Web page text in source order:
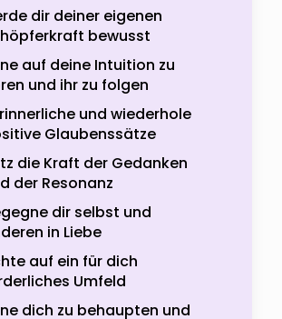
dir deiner eigenen
bewusst
auf deine Intuition zu
und ihr zu folgen
und wiederhole
Glaubenssätze
die Kraft der Gedanken
der Resonanz
dir selbst und
in Liebe
auf ein für dich
Umfeld
dich zu behaupten und